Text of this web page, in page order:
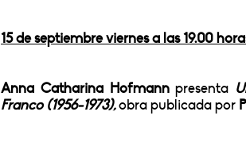
15 de septiembre viernes a las 19.00
Anna Catharina Hofmann presenta
Franco (1956-1973),obra publicada por